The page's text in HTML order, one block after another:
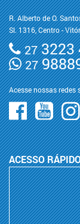
R. Alberto de O.
Sl. 1316, Centro -
273223
27
Acesse nossas redes
ACESSO